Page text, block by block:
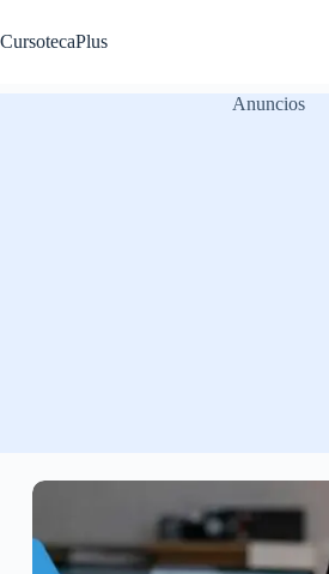
al
contenido
CursotecaPlus
Anuncios